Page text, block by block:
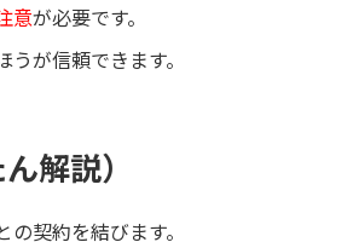
意が必要です。
が信頼できます。
解説）
契約を結びます。